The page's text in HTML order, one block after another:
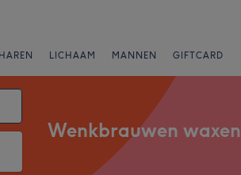
LICHAAM MANNEN GIFTCARD
Wenkbrauwen waxen